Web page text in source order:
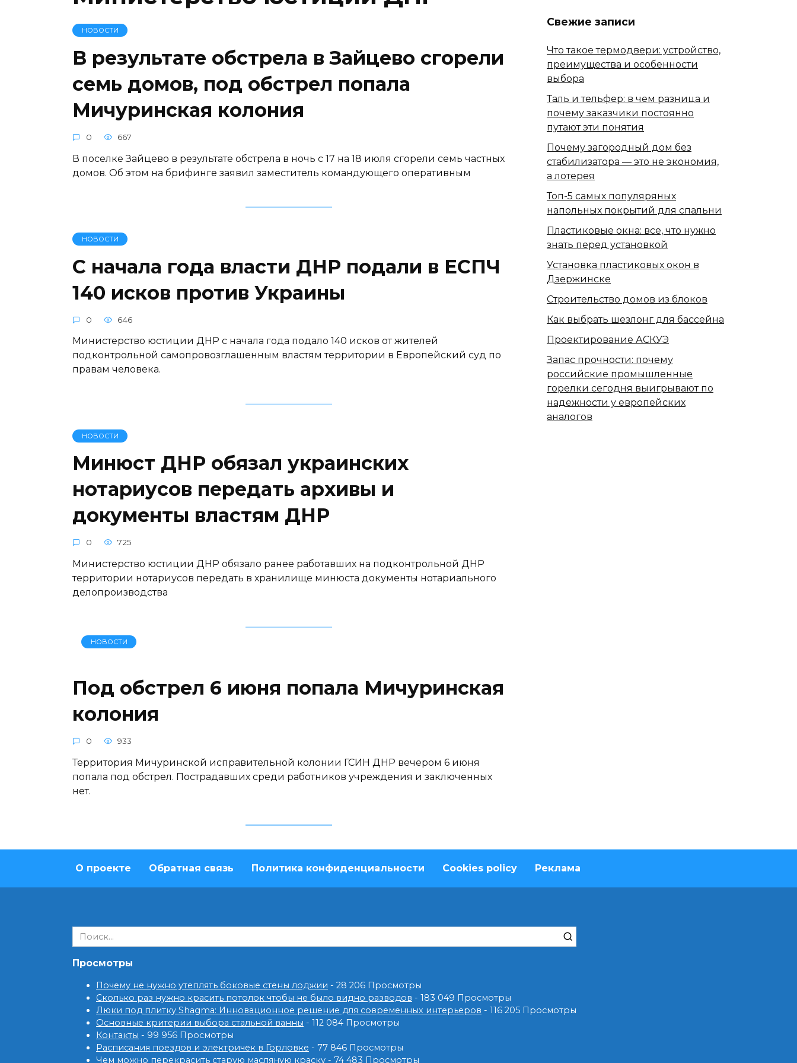
НОВОСТИ
В результате обстрела в Зайцево сгорели
семь домов, под обстрел попала
Мичуринская колония
0 667
В поселке Зайцево в результате обстрела в ночь с 17 на 18 июля сгорели семь частных
домов. Об этом на брифинге заявил заместитель командующего оперативным
НОВОСТИ
С начала года власти ДНР подали в ЕСПЧ
140 исков против Украины
0 646
Министерство юстиции ДНР с начала года подало 140 исков от жителей
подконтрольной самопровозглашенным властям территории в Европейский суд по
правам человека.
НОВОСТИ
Минюст ДНР обязал украинских
нотариусов передать архивы и
документы властям ДНР
0 725
Министерство юстиции ДНР обязало ранее работавших на подконтрольной ДНР
территории нотариусов передать в хранилище минюста документы нотариального
делопроизводства
НОВОСТИ
Под обстрел 6 июня попала Мичуринская
колония
0 933
Территория Мичуринской исправительной колонии ГСИН ДНР вечером 6 июня
попала под обстрел. Пострадавших среди работников учреждения и заключенных
нет.
Свежие записи
Что такое термодвери: устройство,
преимущества и особенности
выбора
Таль и тельфер: в чем разница и
почему заказчики постоянно
путают эти понятия
Почему загородный дом без
стабилизатора — это не экономия,
а лотерея
Топ-5 самых популяряных
напольных покрытий для спальни
Пластиковые окна: все, что нужно
знать перед установкой
Установка пластиковых окон в
Дзержинске
Строительство домов из блоков
Как выбрать шезлонг для бассейна
Проектирование АСКУЭ
Запас прочности: почему
российские промышленные
горелки сегодня выигрывают по
надежности у европейских
аналогов
О проекте Обратная связь Политика конфиденциальности Cookies policy Реклама
Search
for:
Просмотры
Почему не нужно утеплять боковые стены лоджии - 28 206 Просмотры
Сколько раз нужно красить потолок чтобы не было видно разводов - 183 049 Просмотры
Люки под плитку Shagma: Инновационное решение для современных интерьеров - 116 205 Просмотры
Основные критерии выбора стальной ванны - 112 084 Просмотры
Контакты - 99 956 Просмотры
Расписания поездов и электричек в Горловке - 77 846 Просмотры
Чем можно перекрасить старую масляную краску - 74 483 Просмотры